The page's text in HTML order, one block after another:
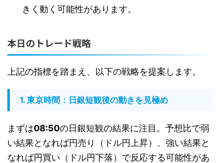
きく動く可能性があります。
本日のトレード戦略
上記の指標を踏まえ、以下の戦略を提案します。
1. 東京時間：日銀短観後の動きを見極め
まずは08:50の日銀短観の結果に注目。予想比で弱
い結果となれば円売り（ドル円上昇）、強い結果と
なれば円買い（ドル円下落）で反応する可能性があ